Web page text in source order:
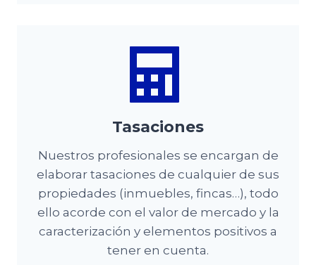
Tasaciones
Nuestros profesionales se encargan de
elaborar tasaciones de cualquier de sus
propiedades (inmuebles, fincas…), todo
ello acorde con el valor de mercado y la
caracterización y elementos positivos a
tener en cuenta.